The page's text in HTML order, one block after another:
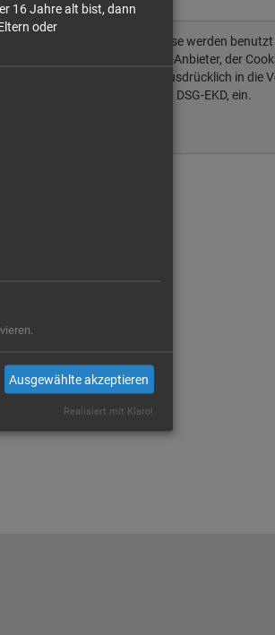
Kartendaten ab. Diese werden
Es handelt sich um einen US-Anbieter, der
zustimmst, willigst du auch ausdrücklich in die
den USA, laut § 10 Abs. 2 Nr. 1 DSG-EKD, ein.
16 Jahre alt bist, dann
oder
Ausgewählte akzeptieren
Realisiert mit Klaro!